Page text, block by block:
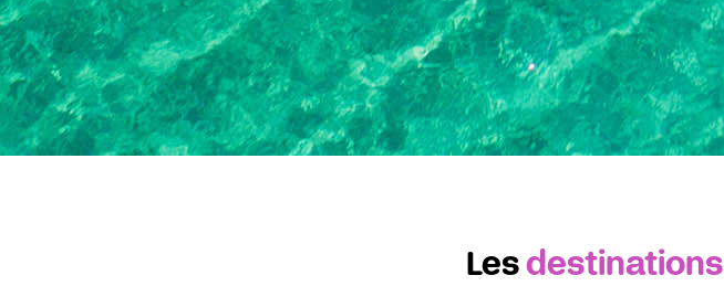
Lesdestinations